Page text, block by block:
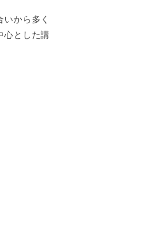
から多く
心とした講